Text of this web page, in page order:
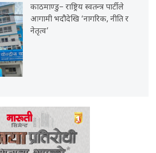
काठमाण्डु– राष्ट्रिय स्वतन्त्र पार्टीले
आगामी भदौदेखि ‘नागरिक, नीति र
नेतृत्व’